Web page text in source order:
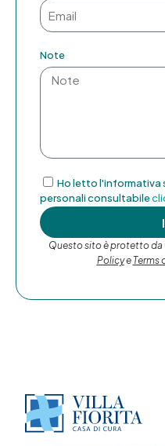
Note
Ho letto l'informativa
personali consultabile
Questo sito è protetto da
PolicyeTerms